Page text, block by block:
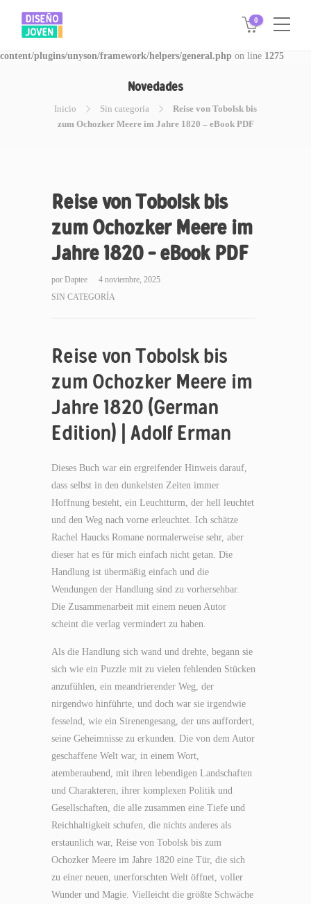
Warning: Invalid argument supplied for foreach() in
/www/disegnojoven.com.ar/htdocs/wp-
content/plugins/unyson/framework/helpers/general.php on line 1275
0
Novedades
Inicio Sin categoría
Reise von Tobolsk bis
zum Ochozker Meere im Jahre 1820 – eBook PDF
Reise von Tobolsk bis
zum Ochozker Meere im
Jahre 1820 – eBook PDF
por Daptee
4 noviembre, 2025
SIN CATEGORÍA
Reise von Tobolsk bis
zum Ochozker Meere im
Jahre 1820 (German
Edition) | Adolf Erman
Dieses Buch war ein ergreifender Hinweis darauf,
dass selbst in den dunkelsten Zeiten immer
Hoffnung besteht, ein Leuchtturm, der hell leuchtet
und den Weg nach vorne erleuchtet. Ich schätze
Rachel Haucks Romane normalerweise sehr, aber
dieser hat es für mich einfach nicht getan. Die
Handlung ist übermäßig einfach und die
Wendungen der Handlung sind zu vorhersehbar.
Die Zusammenarbeit mit einem neuen Autor
scheint die verlag vermindert zu haben.
Als die Handlung sich wand und drehte, begann sie
sich wie ein Puzzle mit zu vielen fehlenden Stücken
anzufühlen, ein meandrierender Weg, der
nirgendwo hinführte, und doch war sie irgendwie
fesselnd, wie ein Sirenengesang, der uns auffordert,
seine Geheimnisse zu erkunden. Die von dem Autor
geschaffene Welt war, in einem Wort,
atemberaubend, mit ihren lebendigen Landschaften
und Charakteren, ihrer komplexen Politik und
Gesellschaften, die alle zusammen eine Tiefe und
Reichhaltigkeit schufen, die nichts anderes als
erstaunlich war, Reise von Tobolsk bis zum
Ochozker Meere im Jahre 1820 eine Tür, die sich
zu einer neuen, unerforschten Welt öffnet, voller
Wunder und Magie. Vielleicht die größte Schwäche